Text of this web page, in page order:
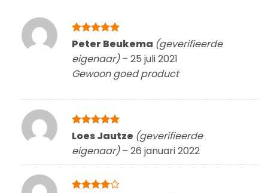
Gewaardeerd
Peter Beukema (geverifieerde
eigenaar) – 25 juli 2021
Gewoon goed product
Gewaardeerd
Loes Jautze (geverifieerde
eigenaar) – 26 januari 2022